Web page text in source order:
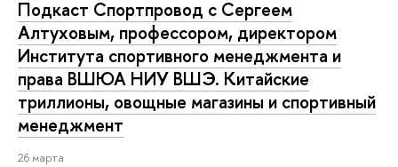
Подкаст Спортпровод с Сергеем
Алтуховым, профессором, директором
Института спортивного менеджмента и
права ВШЮА НИУ ВШЭ. Китайские
триллионы, овощные магазины и спортивный
менеджмент
26 марта